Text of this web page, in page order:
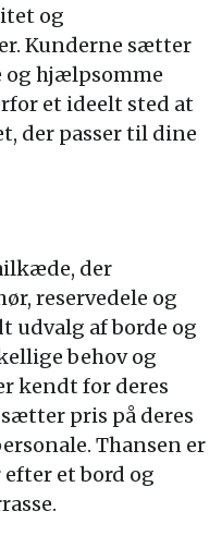
og
Kunderne sætter
og hjælpsomme
et ideelt sted at
der passer til dine
der
reservedele og
udvalg af borde og
behov og
kendt for deres
pris på deres
Thansen er
et bord og